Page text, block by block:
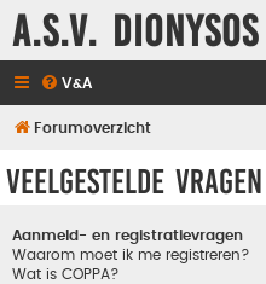
A.S.V.
V&A
Forumoverzicht
Veelgestelde vragen
Aanmeld- en registratievragen
Waarom moet ik me registreren?
Wat is COPPA?